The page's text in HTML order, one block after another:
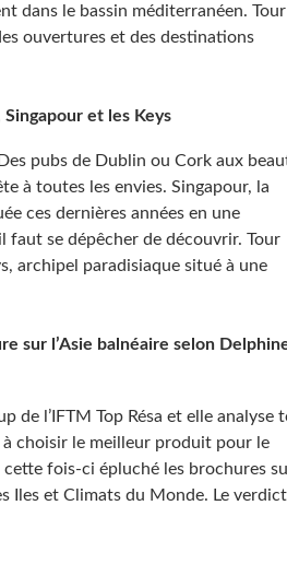
dans le bassin méditerranéen. Tour
ouvertures et des destinations
et les Keys
pubs de Dublin ou Cork aux
à toutes les envies. Singapour, la
ces dernières années en une
faut se dépêcher de découvrir. Tour
archipel paradisiaque situé à une
sur l’Asie balnéaire selon
de l’IFTM Top Résa et elle analyse
choisir le meilleur produit pour le
fois-ci épluché les brochures
Iles et Climats du Monde. Le verdict